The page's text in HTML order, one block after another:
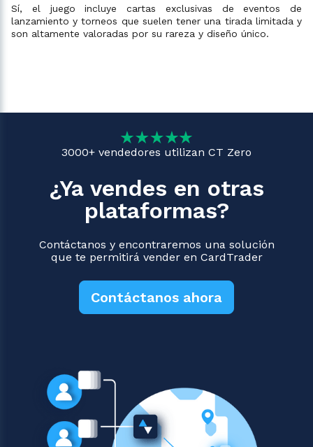
Sí, el juego incluye cartas exclusivas de eventos de
lanzamiento y torneos que suelen tener una tirada limitada y
son altamente valoradas por su rareza y diseño único.
3000+ vendedores utilizan CT Zero
¿Ya vendes en otras
plataformas?
Contáctanos y encontraremos una solución
que te permitirá vender en CardTrader
Contáctanos ahora